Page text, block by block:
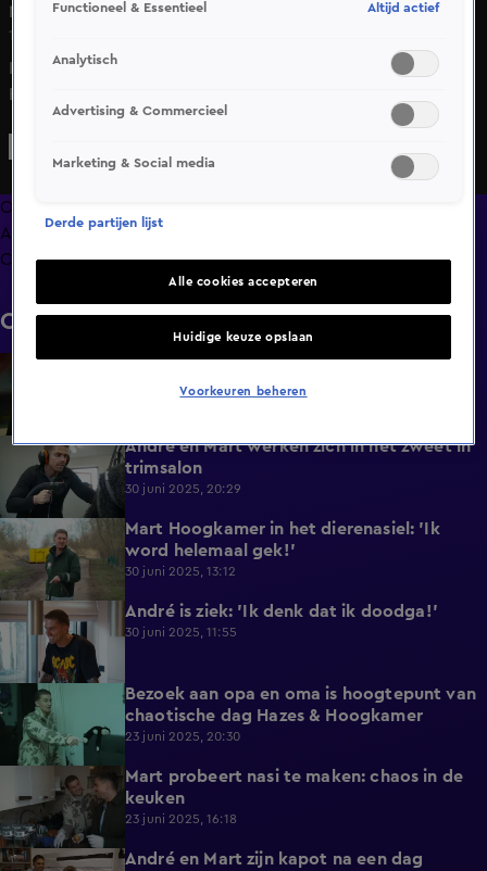
Mart & André op de trekker: 'Rustig aan pik!'
19 mei 2025, 20:02
In Hazes & Hoogkamer: tot uw dienst kruipt Mart
Hoogkamer vol enthousiasme achter het stuur van een
tractor, maar André Hazes jr. heeft er geen goed gevoel
roept, scheurt Mart richting het weiland waar de schapen
staan te wachten. André zoekt ondertussen wanhopig naar
een nooduitgang, 'mocht er wat gebeuren.'
Overzicht
Afleveringen
Clips
Clips
Slang onder kast zorgt voor paniek bij
4:48
André en Mart werken zich in het zweet in
trimsalon
30 juni 2025, 20:29
0:49
Mart Hoogkamer in het dierenasiel: 'Ik
word helemaal gek!'
30 juni 2025, 13:12
0:47 André is ziek: 'Ik denk dat ik doodga!'
30 juni 2025, 11:55
2:59
Bezoek aan opa en oma is hoogtepunt van
chaotische dag Hazes & Hoogkamer
23 juni 2025, 20:30
Mart probeert nasi te maken: chaos in de
keuken
23 juni 2025, 16:18
4:57
André en Mart zijn kapot na een dag
Functioneel & Essentieel Altijd actief
Analytisch
Advertising & Commercieel
Marketing & Social media
Derde partijen lijst
Alle cookies accepteren
Huidige keuze opslaan
Voorkeuren beheren